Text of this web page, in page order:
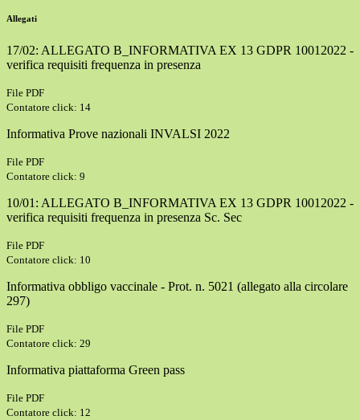
Allegati
17/02: ALLEGATO B_INFORMATIVA EX 13 GDPR 10012022 -
verifica requisiti frequenza in presenza
File PDF
Contatore click: 14
Informativa Prove nazionali INVALSI 2022
File PDF
Contatore click: 9
10/01: ALLEGATO B_INFORMATIVA EX 13 GDPR 10012022 -
verifica requisiti frequenza in presenza Sc. Sec
File PDF
Contatore click: 10
Informativa obbligo vaccinale - Prot. n. 5021 (allegato alla circolare
297)
File PDF
Contatore click: 29
Informativa piattaforma Green pass
File PDF
Contatore click: 12